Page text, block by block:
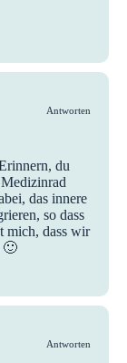
Antworten
du
das innere
so dass
mich, dass wir
🙂
Antworten